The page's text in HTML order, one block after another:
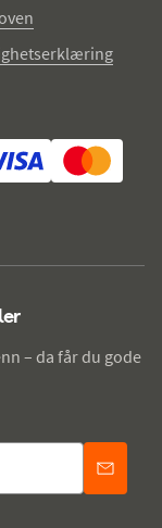
– da får du gode